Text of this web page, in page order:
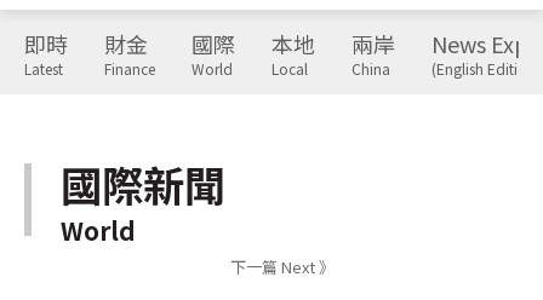
即時
Latest
財金
Finance
國際
World
本地
Local
兩岸
China
News
(English Edition)
國際新聞
World
下一篇 Next 》